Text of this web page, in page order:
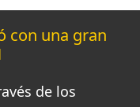
con una gran
de los